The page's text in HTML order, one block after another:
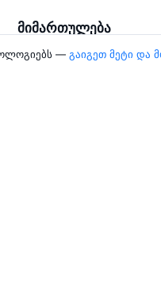
მიმართულება
— გაიგეთ მეტი და